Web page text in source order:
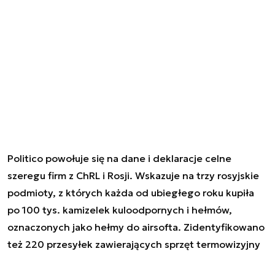
Politico powołuje się na dane i deklaracje celne
szeregu firm z ChRL i Rosji. Wskazuje na trzy rosyjskie
podmioty, z których każda od ubiegłego roku kupiła
po 100 tys. kamizelek kuloodpornych i hełmów,
oznaczonych jako hełmy do airsofta. Zidentyfikowano
też 220 przesyłek zawierających sprzęt termowizyjny